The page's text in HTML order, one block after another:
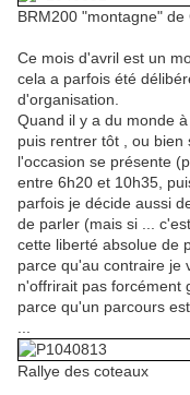
BRM200 "montagne" de
Ce mois d'avril est un
cela a parfois été
d'organisation.
Quand il y a du monde
puis rentrer tôt , ou
l'occasion se présente
entre 6h20 et 10h35,
parfois je décide aussi
de parler (mais si ...
cette liberté absolue de
parce qu'au contraire je
n'offrirait pas forcément
parce qu'un parcours
Rallye des coteaux